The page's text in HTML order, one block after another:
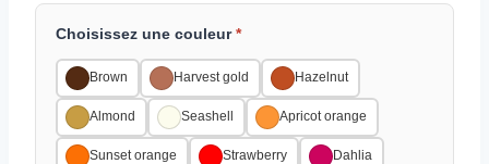
Choisissez une couleur*
Brown Harvest gold Hazelnut
Almond Seashell Apricot orange
Sunset orange Strawberry Dahlia